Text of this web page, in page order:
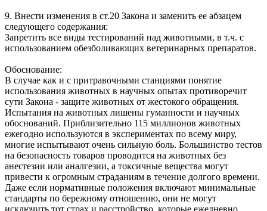
9. Внести изменения в ст.20 Закона и заменить ее абзацем
следующего содержания:
Запретить все виды тестирований над животными, в т.ч. с
использованием обезболивающих ветеринарных препаратов.
Обоснование:
В случае как и с притравочными станциями понятие
использования животных в научных опытах противоречит
сути Закона - защите животных от жестокого обращения.
Испытания на животных лишены гуманности и научных
обоснований. Приблизительно 115 миллионов животных
ежегодно используются в экспериментах по всему миру,
многие испытывают очень сильную боль. Большинство тестов
на безопасность товаров проводится на животных без
анестезии или аналгезии, а токсичные вещества могут
привести к огромным страданиям в течение долгого времени.
Даже если нормативные положения включают минимальные
стандарты по бережному отношению, они не могут
исключить тот страх и расстройство, которые ежедневно